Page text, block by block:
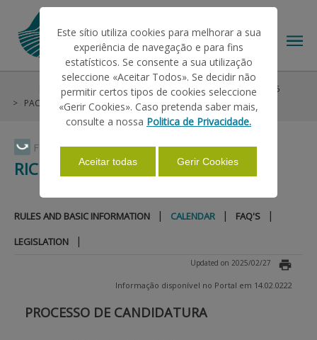
Faça Swipe para ver o menu
HELP/SUPPORT
INFORMATIONS
STATISTICS
Help/Support Helps on Unique Request
Pré-PU 2025
PAC 2014-2022
Rice Calendar
RICE
RULES AND BASIC INFORMATION | CALENDAR | FAQ'S |
LEGISLATION |
Updated on 2025/02/27
Informação disponível no Portal em 14.02.0222
PROCESSO DE CANDIDATURA
Este sítio utiliza cookies para melhorar a sua
experiência de navegação e para fins
estatísticos. Se consente a sua utilização
seleccione «Aceitar Todos». Se decidir não
permitir certos tipos de cookies seleccione
«Gerir Cookies». Caso pretenda saber mais,
consulte a nossa Politica de Privacidade.
Aceitar todas Gerir Cookies